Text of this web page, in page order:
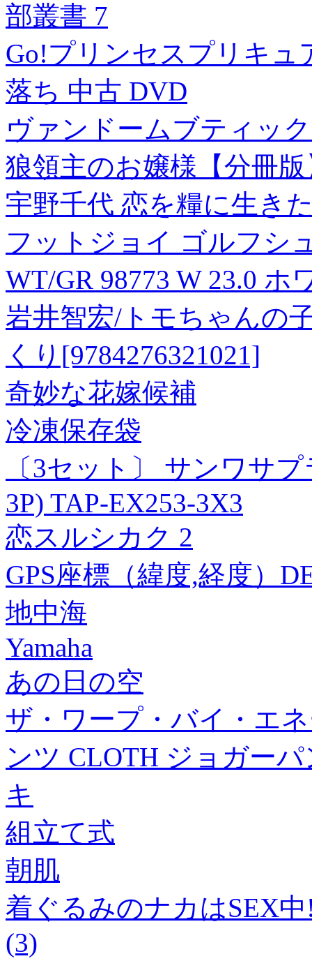
部叢書 7
Go!プリンセスプリキュ
落ち 中古 DVD
ヴァンドームブティッ
狼領主のお嬢様【分冊版
宇野千代 恋を糧に生き
フットジョイ ゴルフシ
WT/GR 98773 W 23.0
岩井智宏/トモちゃんの
くり[9784276321021]
奇妙な花嫁候補
冷凍保存袋
〔3セット〕 サンワサ
3P) TAP-EX253-3X3
恋スルシカク 2
GPS座標（緯度,経度）
地中海
Yamaha
あの日の空
ザ・ワープ・バイ・エ
ンツ CLOTH ジョガー
キ
組立て式
朝肌
着ぐるみのナカはSEX
(3)